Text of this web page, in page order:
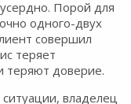
Порой для
одного-двух
совершил
теряет
теряют доверие.
владелец